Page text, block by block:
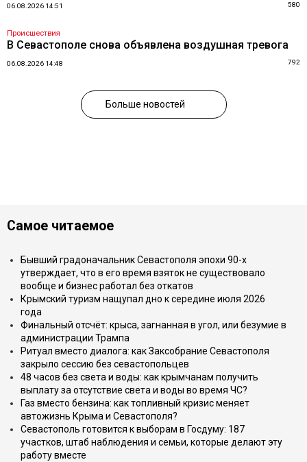
06.08.2026 14:51 580
Происшествия
В Севастополе снова объявлена воздушная тревога
06.08.2026 14:48 792
Больше новостей
Самое читаемое
Бывший градоначальник Севастополя эпохи 90-х
утверждает, что в его время взяток не существовало
вообще и бизнес работал без откатов
Крымский туризм нащупал дно к середине июля 2026
года
Финальный отсчёт: крыса, загнанная в угол, или безумие в
администрации Трампа
Ритуал вместо диалога: как Заксобрание Севастополя
закрыло сессию без севастопольцев
48 часов без света и воды: как крымчанам получить
выплату за отсутствие света и воды во время ЧС?
Газ вместо бензина: как топливный кризис меняет
автожизнь Крыма и Севастополя?
Севастополь готовится к выборам в Госдуму: 187
участков, штаб наблюдения и семьи, которые делают эту
работу вместе